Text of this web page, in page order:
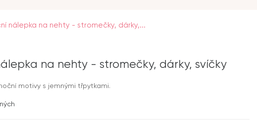
nálepka na nehty - stromečky, dárky,...
na nehty - stromečky, dárky, svíčky
motivy s jemnými třpytkami.